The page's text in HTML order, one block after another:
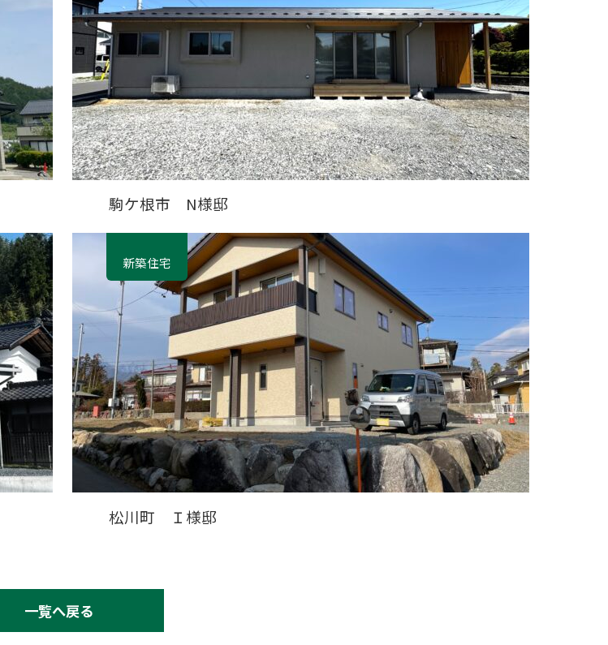
駒ケ根市 N様邸
新築住宅
松川町 Ｉ様邸
一覧へ戻る